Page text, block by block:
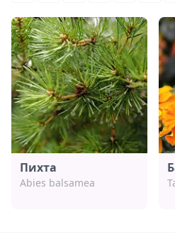
Пихта
Abies balsamea